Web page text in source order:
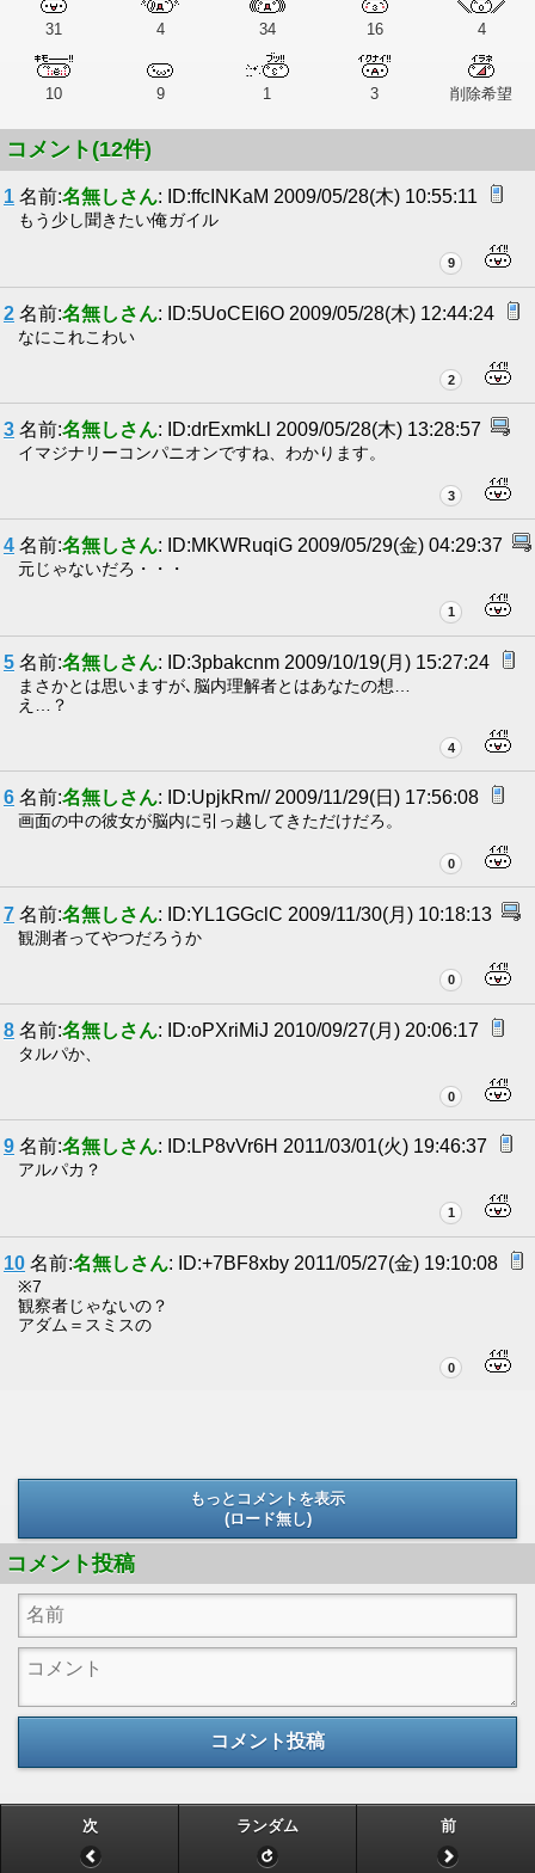
31 4 34 16 4
10 9 1 3 削除希望
コメント(12件)
1 名前:名無しさん: ID:ffcINKaM 2009/05/28(木) 10:55:11
もう少し聞きたい俺ガイル
9
2 名前:名無しさん: ID:5UoCEI6O 2009/05/28(木) 12:44:24
なにこれこわい
2
3 名前:名無しさん: ID:drExmkLl 2009/05/28(木) 13:28:57
イマジナリーコンパニオンですね、わかります。
3
4 名前:名無しさん: ID:MKWRuqiG 2009/05/29(金) 04:29:37
元じゃないだろ・・・
1
5 名前:名無しさん: ID:3pbakcnm 2009/10/19(月) 15:27:24
まさかとは思いますが､脳内理解者とはあなたの想…
え…？
4
6 名前:名無しさん: ID:UpjkRm// 2009/11/29(日) 17:56:08
画面の中の彼女が脳内に引っ越してきただけだろ。
0
7 名前:名無しさん: ID:YL1GGclC 2009/11/30(月) 10:18:13
観測者ってやつだろうか
0
8 名前:名無しさん: ID:oPXriMiJ 2010/09/27(月) 20:06:17
タルパか、
0
9 名前:名無しさん: ID:LP8vVr6H 2011/03/01(火) 19:46:37
アルパカ？
1
10 名前:名無しさん: ID:+7BF8xby 2011/05/27(金) 19:10:08
※7
観察者じゃないの？
アダム＝スミスの
0
もっとコメントを表示
(ロード無し)
コメント投稿
コメント投稿
次 ランダム 前